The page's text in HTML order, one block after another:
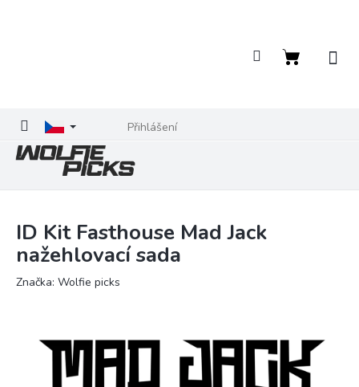
Přihlášení
Nákupní
ID Kit Fasthouse Mad Jack
nažehlovací sada
Značka: Wolfie picks